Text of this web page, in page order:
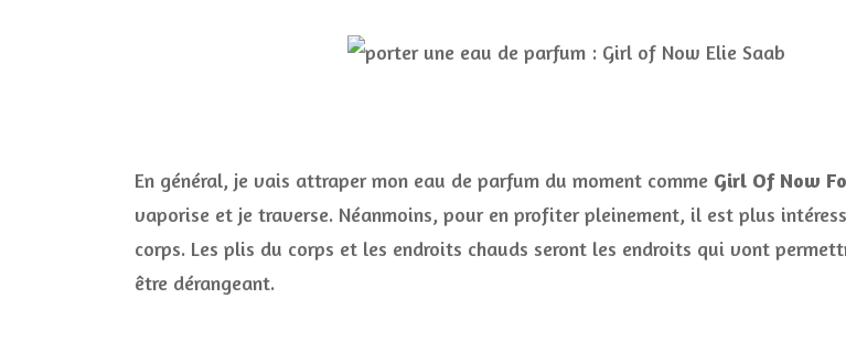
En général, je vais attraper mon eau de parfum du moment comme Girl Of Now
vaporise et je traverse. Néanmoins, pour en profiter pleinement, il est plus
corps. Les plis du corps et les endroits chauds seront les endroits qui vont
être dérangeant.